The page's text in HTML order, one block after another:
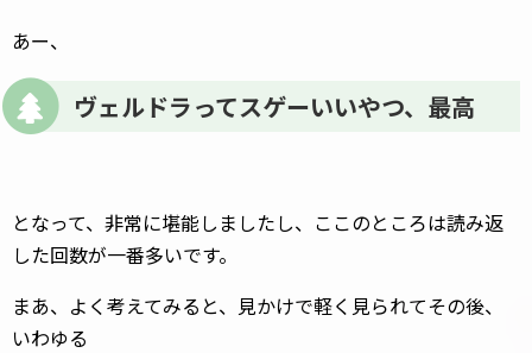
あー、
ヴェルドラってスゲーいいやつ、最高
となって、非常に堪能しましたし、ここのところは読み返
した回数が一番多いです。
まあ、よく考えてみると、見かけで軽く見られてその後、
いわゆる